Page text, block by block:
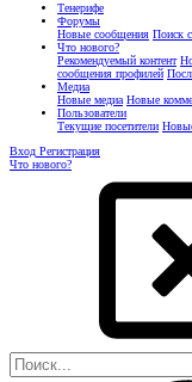
Тенерифе
Форумы
Новые сообщения Поиск
Что нового?
Рекомендуемый контент
сообщения профилей
Медиа
Новые медиа Новые
Пользователи
Текущие посетители
Вход Регистрация
Что нового?